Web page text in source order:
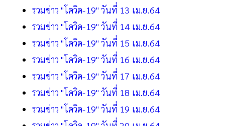
รวมข่าว "โควิด-19" วันที่ 13 เม.ย.64
รวมข่าว "โควิด-19" วันที่ 14 เม.ย.64
รวมข่าว "โควิด-19" วันที่ 15 เม.ย.64
รวมข่าว "โควิด-19" วันที่ 16 เม.ย.64
รวมข่าว "โควิด-19" วันที่ 17 เม.ย.64
รวมข่าว "โควิด-19" วันที่ 18 เม.ย.64
รวมข่าว "โควิด-19" วันที่ 19 เม.ย.64